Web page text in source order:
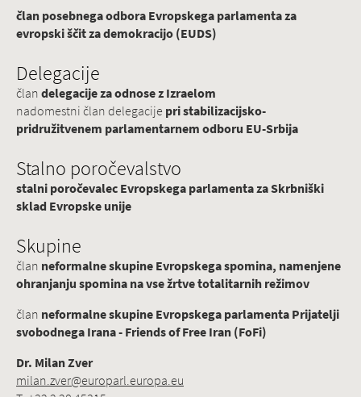
član posebnega odbora Evropskega parlamenta za
evropski ščit za demokracijo (EUDS)
Delegacije
člandelegacije za odnose z Izraelom
nadomestni član delegacije pri stabilizacijsko-
pridružitvenem parlamentarnem odboru EU-Srbija
Stalno poročevalstvo
stalni poročevalec Evropskega parlamenta za Skrbniški
sklad Evropske unije
Skupine
član neformalne skupine Evropskega spomina, namenjene
ohranjanju spomina na vse žrtve totalitarnih režimov
član neformalne skupine Evropskega parlamenta Prijatelji
svobodnega Irana - Friends of Free Iran (FoFi)
Dr. Milan Zver
milan.zver@europarl.europa.eu